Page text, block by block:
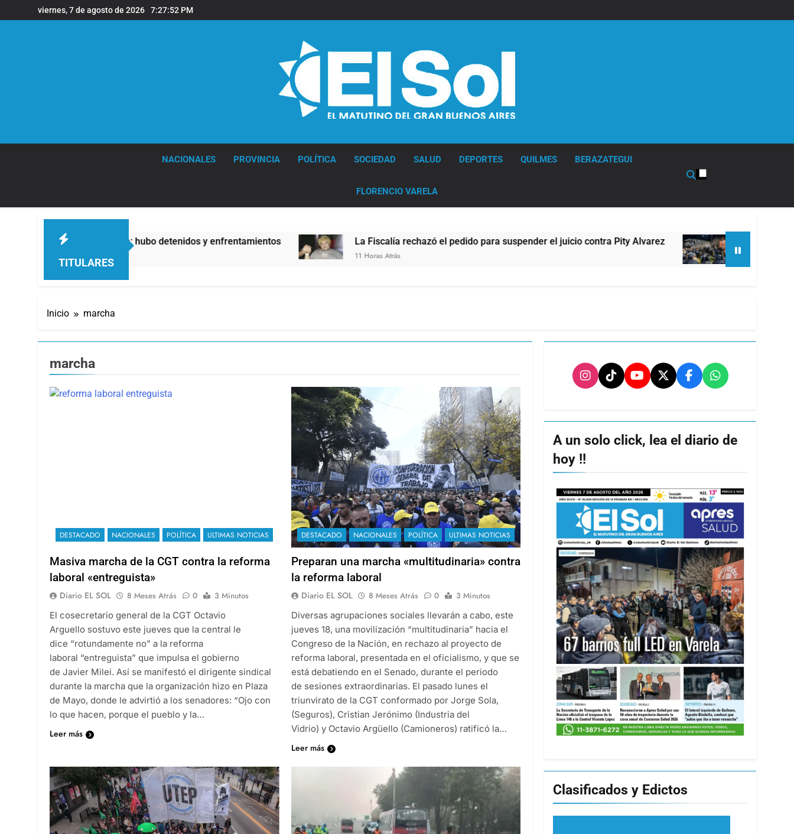
al
viernes, 7 de agosto de 2026 7:27:54 PM
NACIONALES PROVINCIA POLÍTICA SOCIEDAD SALUD DEPORTES QUILMES BERAZATEGUI
FLORENCIO VARELA
TITULARES
hubo detenidos y enfrentamientos La Fiscalía rechazó el pedido para suspender el juicio contra Pity Alvarez 67 barrios full LED en Florencio Varela
Inicio marcha
marcha
DESTACADO NACIONALES POLÍTICA ULTIMAS NOTICIAS
Masiva marcha de la CGT contra la reforma
laboral «entreguista»
Diario EL SOL 8 Meses Atrás 0
3 Minutos
El cosecretario general de la CGT Octavio
Arguello sostuvo este jueves que la central le
dice “rotundamente no” a la reforma
laboral “entreguista” que impulsa el gobierno
de Javier Milei. Así se manifestó el dirigente sindical
durante la marcha que la organización hizo en Plaza
de Mayo, donde le advirtió a los senadores: “Ojo con
lo que hacen, porque el pueblo y la…
Leer más
DESTACADO NACIONALES POLÍTICA ULTIMAS NOTICIAS
Preparan una marcha «multitudinaria» contra
la reforma laboral
Diario EL SOL 8 Meses Atrás 0
3 Minutos
Diversas agrupaciones sociales llevarán a cabo, este
jueves 18, una movilización “multitudinaria” hacia el
Congreso de la Nación, en rechazo al proyecto de
reforma laboral, presentada en el oficialismo, y que se
está debatiendo en el Senado, durante el periodo
de sesiones extraordinarias. El pasado lunes el
triunvirato de la CGT conformado por Jorge Sola,
(Seguros), Cristian Jerónimo (Industria del
Vidrio) y Octavio Argüello (Camioneros) ratificó la…
Leer más
A un solo click, lea el diario de
hoy !!
Clasificados y Edictos